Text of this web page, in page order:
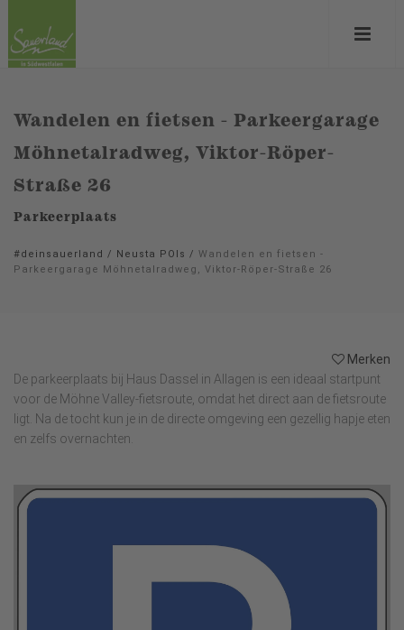
Wandelen en fietsen - Parkeergarage
Möhnetalradweg, Viktor-Röper-
Straße 26
Parkeerplaats
#deinsauerland / Neusta POIs / Wandelen en fietsen -
Parkeergarage Möhnetalradweg, Viktor-Röper-Straße 26
Merken
De parkeerplaats bij Haus Dassel in Allagen is een ideaal startpunt
voor de Möhne Valley-fietsroute, omdat het direct aan de fietsroute
ligt. Na de tocht kun je in de directe omgeving een gezellig hapje eten
en zelfs overnachten.